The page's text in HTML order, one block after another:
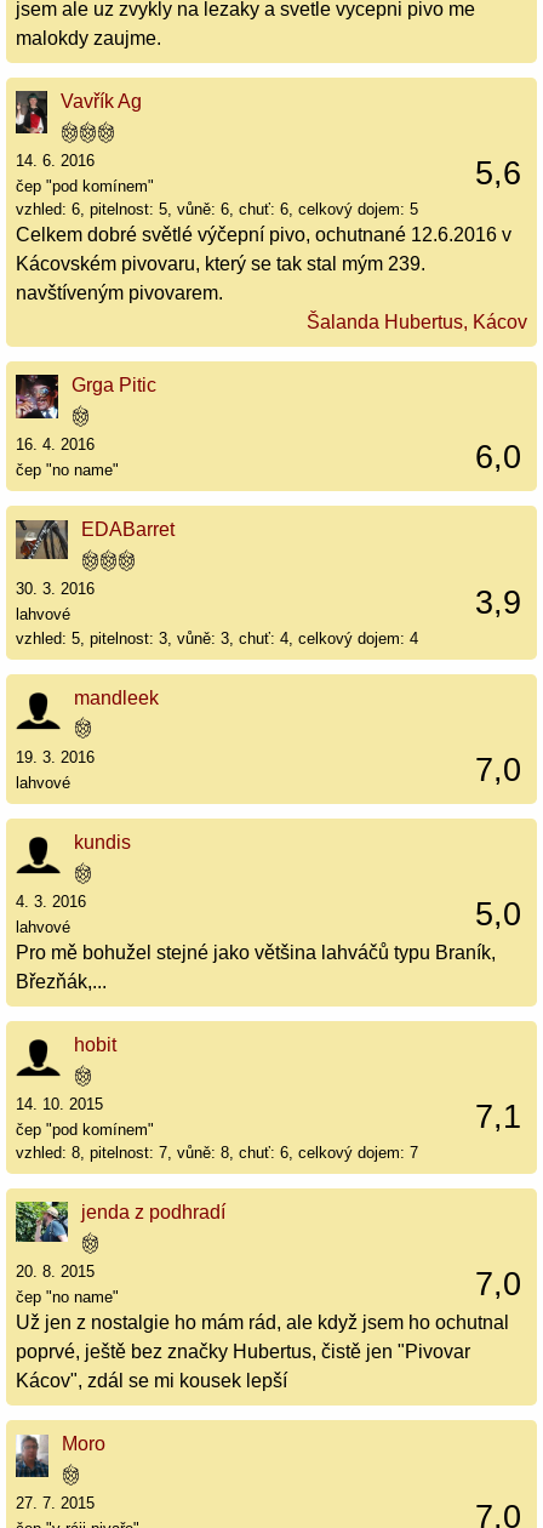
jsem ale uz zvykly na lezaky a svetle vycepni pivo me
malokdy zaujme.
Vavřík Ag
5,6
14. 6. 2016
čep "pod komínem"
vzhled: 6, pitelnost: 5, vůně: 6, chuť: 6, celkový dojem: 5
Celkem dobré světlé výčepní pivo, ochutnané 12.6.2016 v
Kácovském pivovaru, který se tak stal mým 239.
navštíveným pivovarem.
Šalanda Hubertus, Kácov
Grga Pitic
6,0
16. 4. 2016
čep "no name"
EDABarret
3,9
30. 3. 2016
lahvové
vzhled: 5, pitelnost: 3, vůně: 3, chuť: 4, celkový dojem: 4
mandleek
7,0
19. 3. 2016
lahvové
kundis
5,0
4. 3. 2016
lahvové
Pro mě bohužel stejné jako většina lahváčů typu Braník,
Březňák,...
hobit
7,1
14. 10. 2015
čep "pod komínem"
vzhled: 8, pitelnost: 7, vůně: 8, chuť: 6, celkový dojem: 7
jenda z podhradí
7,0
20. 8. 2015
čep "no name"
Už jen z nostalgie ho mám rád, ale když jsem ho ochutnal
poprvé, ještě bez značky Hubertus, čistě jen "Pivovar
Kácov", zdál se mi kousek lepší
Moro
7,0
27. 7. 2015